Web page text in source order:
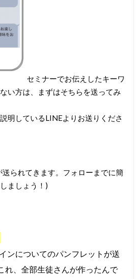
セミナーでお伝えしたキーワ
い方は、まずはそちらを送ってみ
明しているLINEよりお送りくださ
られてきます。フォローまでに簡
ましょう！)
ンについてのパンフレットが送
れ、全部生徒さんが作ったんで